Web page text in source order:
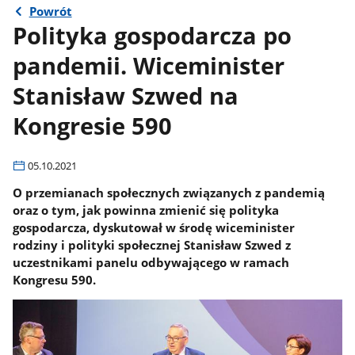
Powrót
Polityka gospodarcza po
pandemii. Wiceminister
Stanisław Szwed na
Kongresie 590
05.10.2021
O przemianach społecznych związanych z pandemią
oraz o tym, jak powinna zmienić się polityka
gospodarcza, dyskutował w środę wiceminister
rodziny i polityki społecznej Stanisław Szwed z
uczestnikami panelu odbywającego w ramach
Kongresu 590.